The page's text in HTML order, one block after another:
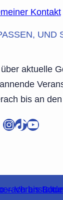
Kontakt
UND
aktuelle
bis an
InstagramTikTok YouTube